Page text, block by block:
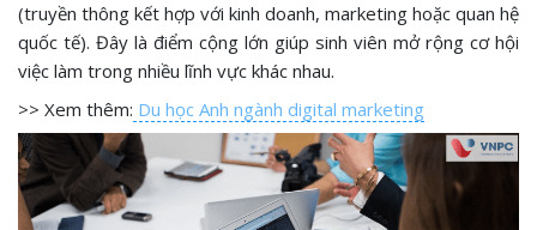
(truyền thông kết hợp với kinh doanh, marketing hoặc quan hệ
quốc tế). Đây là điểm cộng lớn giúp sinh viên mở rộng cơ hội
việc làm trong nhiều lĩnh vực khác nhau.
>> Xem thêm: Du học Anh ngành digital marketing